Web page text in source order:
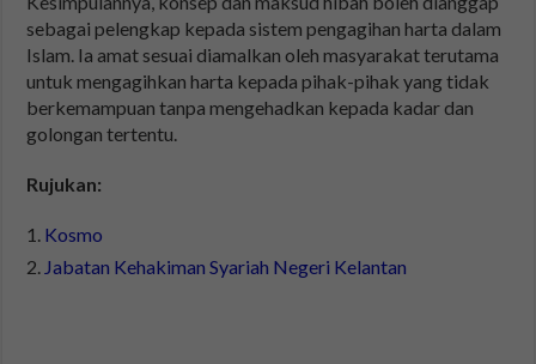
sebagai pelengkap kepada sistem pengagihan harta dalam
Islam. Ia amat sesuai diamalkan oleh masyarakat terutama
untuk mengagihkan harta kepada pihak-pihak yang tidak
berkemampuan tanpa mengehadkan kepada kadar dan
golongan tertentu.
Rujukan:
Kosmo
Jabatan Kehakiman Syariah Negeri Kelantan